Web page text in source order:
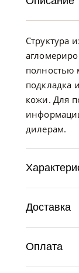
Структура
полностью
подкладка
кожи. Для
дилерам.
Доставка
Оплата